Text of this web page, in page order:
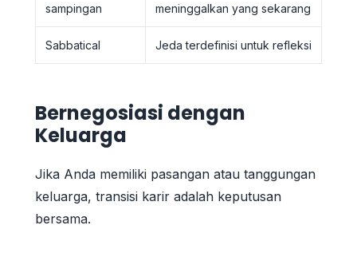
sampingan
meninggalkan yang sekarang
Sabbatical Jeda terdefinisi untuk refleksi
Bernegosiasi dengan
Keluarga
Jika Anda memiliki pasangan atau tanggungan
keluarga, transisi karir adalah keputusan
bersama.